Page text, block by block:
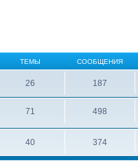
ТЕМЫ СООБЩЕНИЯ
26 187
71 498
40 374